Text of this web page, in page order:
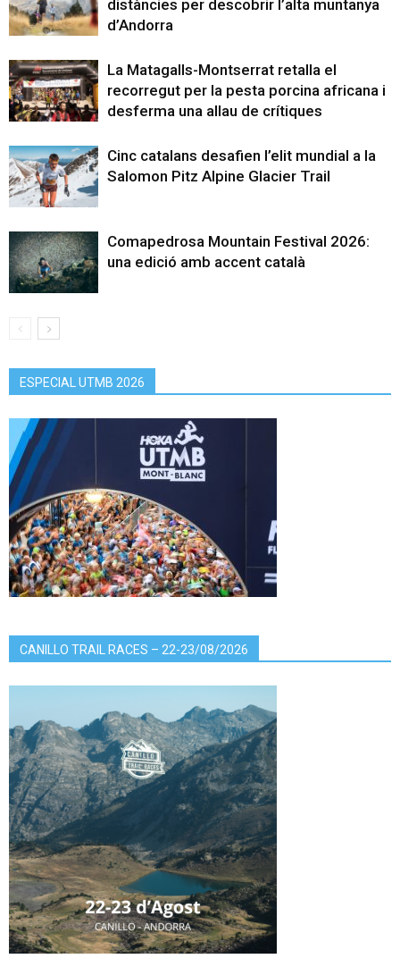
distàncies per descobrir l’alta muntanya
d’Andorra
La Matagalls-Montserrat retalla el
recorregut per la pesta porcina africana i
desferma una allau de crítiques
Cinc catalans desafien l’elit mundial a la
Salomon Pitz Alpine Glacier Trail
Comapedrosa Mountain Festival 2026:
una edició amb accent català
ESPECIAL UTMB 2026
CANILLO TRAIL RACES – 22-23/08/2026